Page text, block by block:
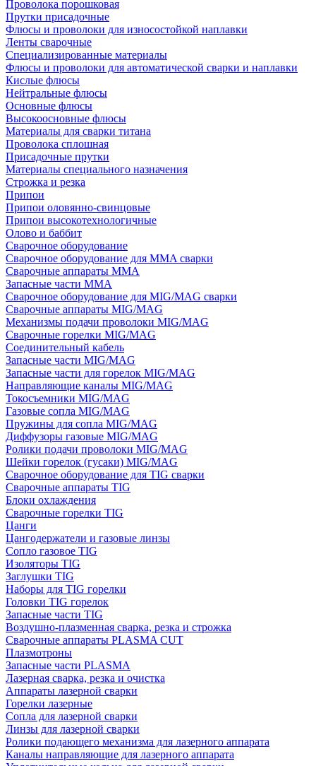
Проволока порошковая
Прутки присадочные
Флюсы и проволоки для износостойкой наплавки
Ленты сварочные
Специализированные материалы
Флюсы и проволоки для автоматической сварки и наплавки
Кислые флюсы
Нейтральные флюсы
Основные флюсы
Высокоосновные флюсы
Материалы для сварки титана
Проволока сплошная
Присадочные прутки
Материалы специального назначения
Строжка и резка
Припои
Припои оловянно-свинцовые
Припои высокотехнологичные
Олово и баббит
Сварочное оборудование
Сварочное оборудование для MMA сварки
Сварочные аппараты MMA
Запасные части MMA
Сварочное оборудование для MIG/MAG сварки
Сварочные аппараты MIG/MAG
Механизмы подачи проволоки MIG/MAG
Сварочные горелки MIG/MAG
Соединительный кабель
Запасные части MIG/MAG
Запасные части для горелок MIG/MAG
Направляющие каналы MIG/MAG
Токосъемники MIG/MAG
Газовые сопла MIG/MAG
Пружины для сопла MIG/MAG
Диффузоры газовые MIG/MAG
Ролики подачи проволоки MIG/MAG
Шейки горелок (гусаки) MIG/MAG
Сварочное оборудование для TIG сварки
Сварочные аппараты TIG
Блоки охлаждения
Сварочные горелки TIG
Цанги
Цангодержатели и газовые линзы
Сопло газовое TIG
Изоляторы TIG
Заглушки TIG
Наборы для TIG горелки
Головки TIG горелок
Запасные части TIG
Воздушно-плазменная сварка, резка и строжка
Сварочные аппараты PLASMA CUT
Плазмотроны
Запасные части PLASMA
Лазерная сварка, резка и очистка
Аппараты лазерной сварки
Горелки лазерные
Сопла для лазерной сварки
Линзы для лазерной сварки
Ролики подающего механизма для лазерного аппарата
Каналы направляющие для лазерного аппарата